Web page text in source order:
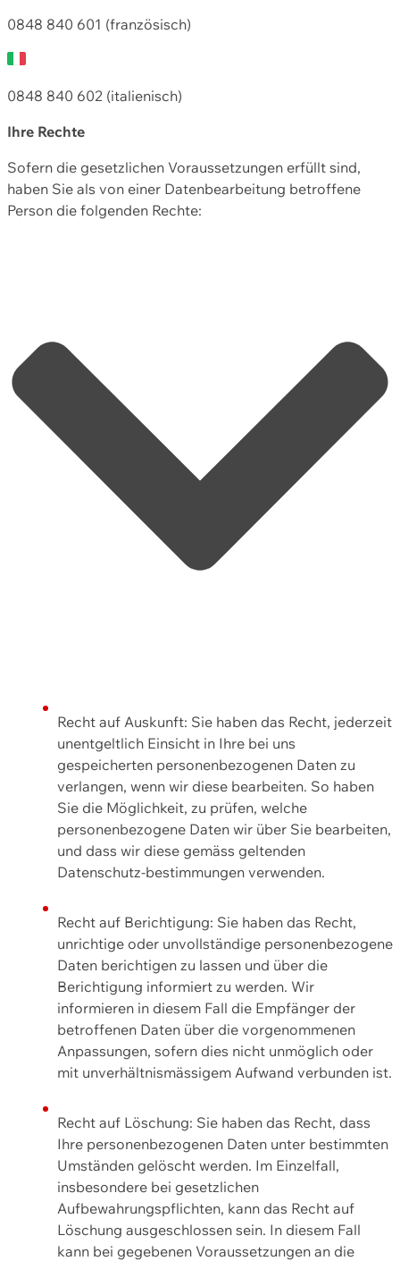
0848 840 601 (französisch)
0848 840 602 (italienisch)
Ihre Rechte
Sofern die gesetzlichen Voraussetzungen erfüllt sind,
haben Sie als von einer Datenbearbeitung betroffene
Person die folgenden Rechte:
Recht auf Auskunft: Sie haben das Recht, jederzeit
unentgeltlich Einsicht in Ihre bei uns
gespeicherten personenbezogenen Daten zu
verlangen, wenn wir diese bearbeiten. So haben
Sie die Möglichkeit, zu prüfen, welche
personenbezogene Daten wir über Sie bearbeiten,
und dass wir diese gemäss geltenden
Datenschutz-bestimmungen verwenden.
Recht auf Berichtigung: Sie haben das Recht,
unrichtige oder unvollständige personenbezogene
Daten berichtigen zu lassen und über die
Berichtigung informiert zu werden. Wir
informieren in diesem Fall die Empfänger der
betroffenen Daten über die vorgenommenen
Anpassungen, sofern dies nicht unmöglich oder
mit unverhältnismässigem Aufwand verbunden ist.
Recht auf Löschung: Sie haben das Recht, dass
Ihre personenbezogenen Daten unter bestimmten
Umständen gelöscht werden. Im Einzelfall,
insbesondere bei gesetzlichen
Aufbewahrungspflichten, kann das Recht auf
Löschung ausgeschlossen sein. In diesem Fall
kann bei gegebenen Voraussetzungen an die